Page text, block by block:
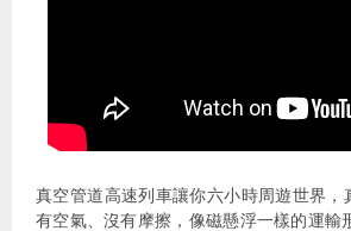
真空管道高速列車讓你六小時周遊世界
有空氣、沒有摩擦，像磁懸浮一樣的運